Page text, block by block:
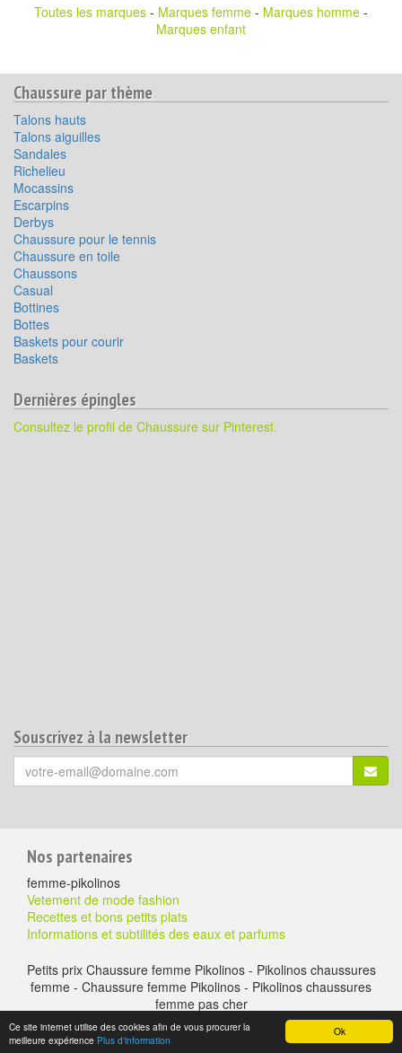
Ok
Ce site internet utilise des cookies afin de vous procurer la
meilleure expérience Plus d'information
Toutes les marques - Marques femme - Marques homme -
Marques enfant
Chaussure par thème
Talons hauts
Talons aiguilles
Sandales
Richelieu
Mocassins
Escarpins
Derbys
Chaussure pour le tennis
Chaussure en toile
Chaussons
Casual
Bottines
Bottes
Baskets pour courir
Baskets
Dernières épingles
Consultez le profil de Chaussure sur Pinterest.
Souscrivez à la newsletter
Votre
email
Pour
aller
plus
loin
Nos partenaires
femme-pikolinos
Vetement de mode fashion
Recettes et bons petits plats
Informations et subtilités des eaux et parfums
Petits prix Chaussure femme Pikolinos - Pikolinos chaussures
femme - Chaussure femme Pikolinos - Pikolinos chaussures
femme pas cher
A propos- Mentions légales Contactez nous
- Chaussure à petits prix -
chaussure-en-ligne.com © copyright version 2016 - duke & gregouns